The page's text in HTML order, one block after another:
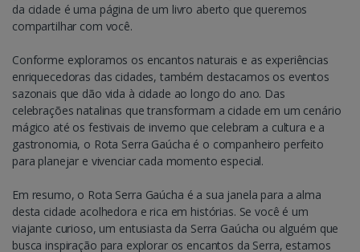
da cidade é uma página de um livro aberto que queremos
compartilhar com você.
Conforme exploramos os encantos naturais e as experiências
enriquecedoras das cidades, também destacamos os eventos
sazonais que dão vida à cidade ao longo do ano. Das
celebrações natalinas que transformam a cidade em um cenário
mágico até os festivais de inverno que celebram a cultura e a
gastronomia, o Rota Serra Gaúcha é o companheiro perfeito
para planejar e vivenciar cada momento especial.
Em resumo, o Rota Serra Gaúcha é a sua janela para a alma
desta cidade acolhedora e rica em histórias. Se você é um
viajante curioso, um entusiasta da Serra Gaúcha ou alguém que
busca inspiração para explorar os encantos da Serra, estamos